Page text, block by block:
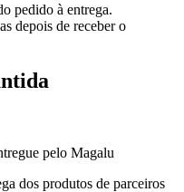
pedido à entrega.
depois de receber o
pelo Magalu
dos produtos de parceiros